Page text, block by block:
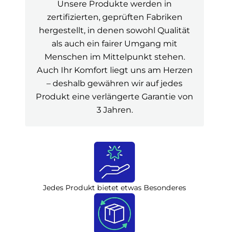
Unsere Produkte werden in
zertifizierten, geprüften Fabriken
hergestellt, in denen sowohl Qualität
als auch ein fairer Umgang mit
Menschen im Mittelpunkt stehen.
Auch Ihr Komfort liegt uns am Herzen
– deshalb gewähren wir auf jedes
Produkt eine verlängerte Garantie von
3 Jahren.
Jedes Produkt bietet etwas Besonderes